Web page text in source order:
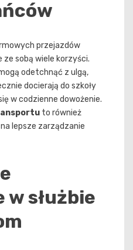
przejazdów
sobą wiele korzyści.
odetchnąć z ulgą,
docierają do szkoły
w codzienne dowożenie.
to również
lepsze zarządzanie
służbie